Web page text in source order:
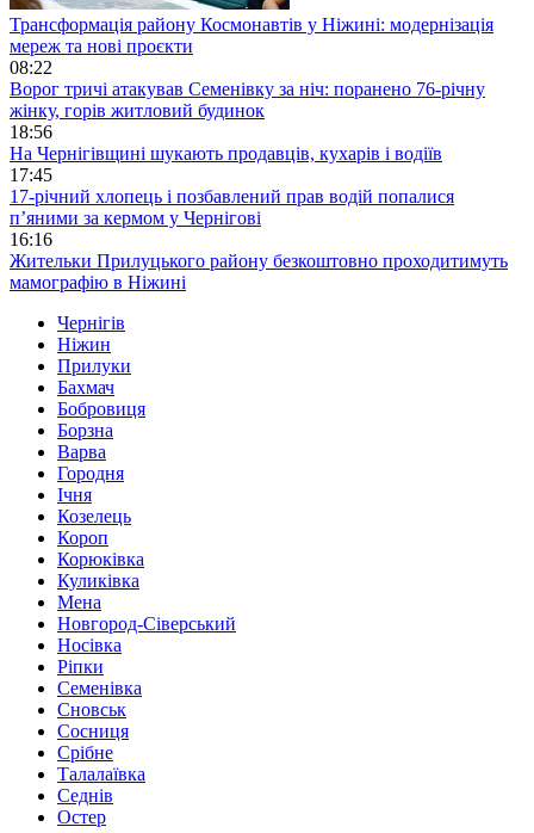
Трансформація району Космонавтів у Ніжині: модернізація
мереж та нові проєкти
08:22
Ворог тричі атакував Семенівку за ніч: поранено 76-річну
жінку, горів житловий будинок
18:56
На Чернігівщині шукають продавців, кухарів і водіїв
17:45
17-річний хлопець і позбавлений прав водій попалися
п’яними за кермом у Чернігові
16:16
Жительки Прилуцького району безкоштовно проходитимуть
мамографію в Ніжині
Чернігів
Ніжин
Прилуки
Бахмач
Бобровиця
Борзна
Варва
Городня
Ічня
Козелець
Короп
Корюківка
Куликівка
Мена
Новгород-Сіверський
Носівка
Ріпки
Семенівка
Сновськ
Сосниця
Срібне
Талалаївка
Седнів
Остер